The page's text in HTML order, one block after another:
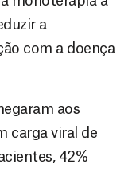
a
com a doença
aos
carga viral de
42%